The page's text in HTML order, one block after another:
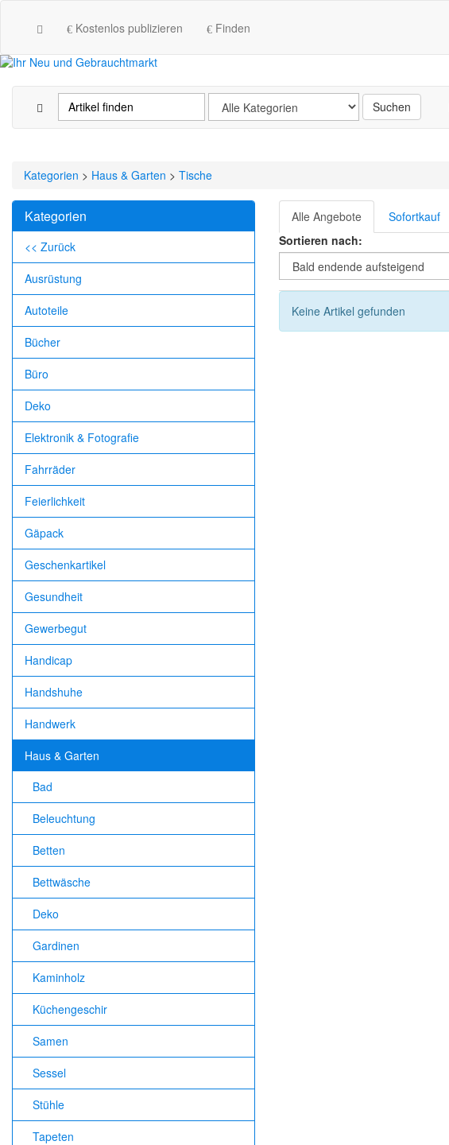
Kostenlos publizieren Finden
Kategorien > Haus & Garten > Tische
Kategorien
<< Zurück
Ausrüstung
Autoteile
Bücher
Büro
Deko
Elektronik & Fotografie
Fahrräder
Feierlichkeit
Gäpack
Geschenkartikel
Gesundheit
Gewerbegut
Handicap
Handshuhe
Handwerk
Haus & Garten
Bad
Beleuchtung
Betten
Bettwäsche
Deko
Gardinen
Kaminholz
Küchengeschir
Samen
Sessel
Stühle
Tapeten
Alle Angebote Sofortkauf
Sortieren nach:
Keine Artikel gefunden